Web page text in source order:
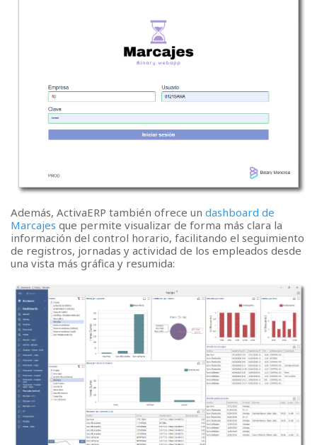
Además, ActivaERP también ofrece un dashboard de
Marcajes que permite visualizar de forma más clara la
información del control horario, facilitando el seguimiento
de registros, jornadas y actividad de los empleados desde
una vista más gráfica y resumida: